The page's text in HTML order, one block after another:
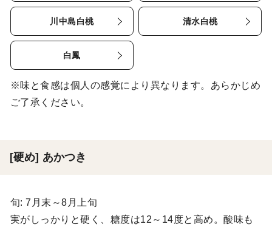
川中島白桃 清水白桃
白鳳
※味と食感は個人の感覚により異なります。あらかじめ
ご了承ください。
[硬め] あかつき
旬: 7月末～8月上旬
実がしっかりと硬く、糖度は12～14度と高め。酸味も